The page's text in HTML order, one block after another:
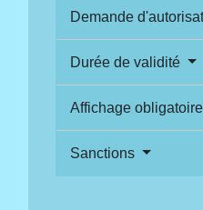
Demande
Durée de validité
Affichage obligatoire
Sanctions